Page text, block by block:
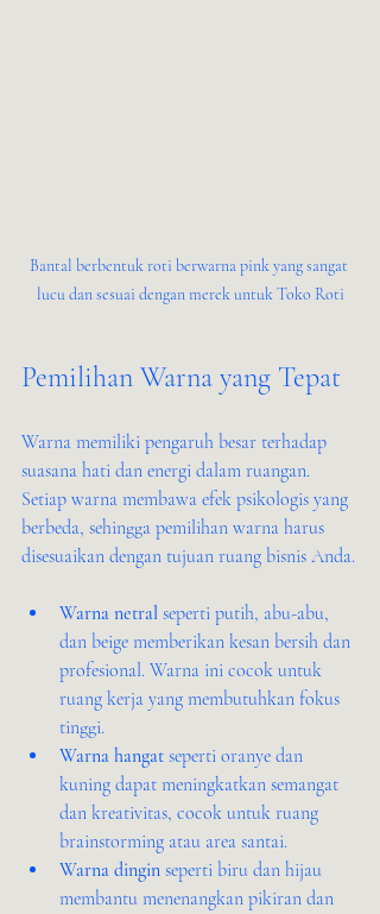
Bantal berbentuk roti berwarna pink yang sangat
lucu dan sesuai dengan merek untuk Toko Roti
Pemilihan Warna yang Tepat
Warna memiliki pengaruh besar terhadap
suasana hati dan energi dalam ruangan.
Setiap warna membawa efek psikologis yang
berbeda, sehingga pemilihan warna harus
disesuaikan dengan tujuan ruang bisnis Anda.
Warna netral seperti putih, abu-abu,
dan beige memberikan kesan bersih dan
profesional. Warna ini cocok untuk
ruang kerja yang membutuhkan fokus
tinggi.
Warna hangat seperti oranye dan
kuning dapat meningkatkan semangat
dan kreativitas, cocok untuk ruang
brainstorming atau area santai.
Warna dingin seperti biru dan hijau
membantu menenangkan pikiran dan